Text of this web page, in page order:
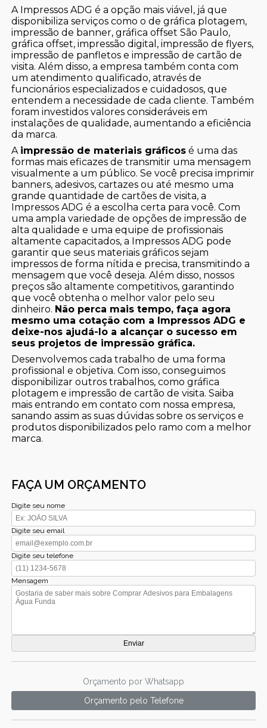
A Impressos ADG é a opção mais viável, já que
disponibiliza serviços como o de gráfica plotagem,
impressão de banner, gráfica offset São Paulo,
gráfica offset, impressão digital, impressão de flyers,
impressão de panfletos e impressão de cartão de
visita. Além disso, a empresa também conta com
um atendimento qualificado, através de
funcionários especializados e cuidadosos, que
entendem a necessidade de cada cliente. Também
foram investidos valores consideráveis em
instalações de qualidade, aumentando a eficiência
da marca.
A impressão de materiais gráficos é uma das
formas mais eficazes de transmitir uma mensagem
visualmente a um público. Se você precisa imprimir
banners, adesivos, cartazes ou até mesmo uma
grande quantidade de cartões de visita, a
Impressos ADG é a escolha certa para você. Com
uma ampla variedade de opções de impressão de
alta qualidade e uma equipe de profissionais
altamente capacitados, a Impressos ADG pode
garantir que seus materiais gráficos sejam
impressos de forma nítida e precisa, transmitindo a
mensagem que você deseja. Além disso, nossos
preços são altamente competitivos, garantindo
que você obtenha o melhor valor pelo seu
dinheiro. Não perca mais tempo, faça agora
mesmo uma cotação com a Impressos ADG e
deixe-nos ajudá-lo a alcançar o sucesso em
seus projetos de impressão gráfica.
Desenvolvemos cada trabalho de uma forma
profissional e objetiva. Com isso, conseguimos
disponibilizar outros trabalhos, como gráfica
plotagem e impressão de cartão de visita. Saiba
mais entrando em contato com nossa empresa,
sanando assim as suas dúvidas sobre os serviços e
produtos disponibilizados pelo ramo com a melhor
marca.
FAÇA UM ORÇAMENTO
Digite seu nome
Digite seu email
Digite seu telefone
Mensagem
Orçamento por Whatsapp
Orçamento pelo Telefone